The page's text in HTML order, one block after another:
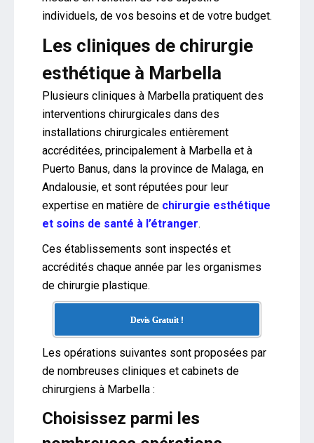
individuels, de vos besoins et de votre budget.
Les cliniques de chirurgie
esthétique à Marbella
Plusieurs cliniques à Marbella pratiquent des
interventions chirurgicales dans des
installations chirurgicales entièrement
accréditées, principalement à Marbella et à
Puerto Banus, dans la province de Malaga, en
Andalousie, et sont réputées pour leur
expertise en matière de chirurgie esthétique
et soins de santé à l’étranger.
Ces établissements sont inspectés et
accrédités chaque année par les organismes
de chirurgie plastique.
Devis Gratuit !
Les opérations suivantes sont proposées par
de nombreuses cliniques et cabinets de
chirurgiens à Marbella :
Choisissez parmi les